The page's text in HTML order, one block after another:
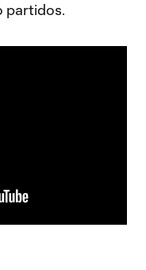
partidos.